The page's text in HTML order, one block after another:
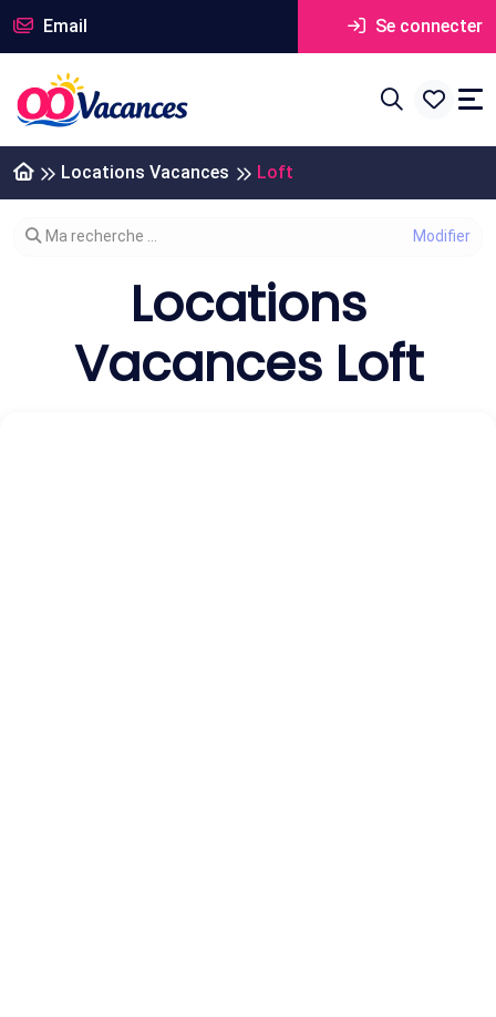
Email Se connecter
Locations Vacances Loft
Modifier votre recherche
Ma recherche ...
Locations
Vacances Loft